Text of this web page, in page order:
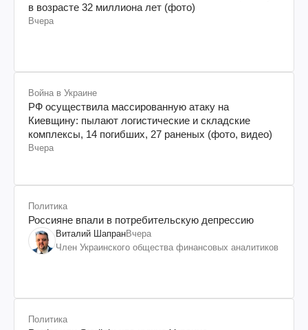
в возрасте 32 миллиона лет (фото)
Вчера
Война в Украине
РФ осуществила массированную атаку на
Киевщину: пылают логистические и складские
комплексы, 14 погибших, 27 раненых (фото, видео)
Вчера
Политика
Россияне впали в потребительскую депрессию
Виталий ШапранВчера
Член Украинского общества финансовых аналитиков
Политика